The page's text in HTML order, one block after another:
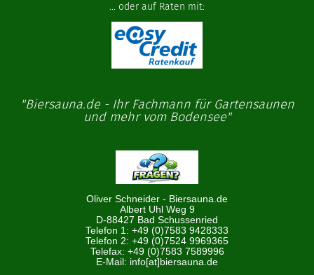
... oder auf Raten mit:
"Biersauna.de - Ihr Fachmann für Gartensaunen
und mehr vom Bodensee"
Oliver Schneider - Biersauna.de
Albert Uhl Weg 9
D-88427 Bad Schussenried
Telefon 1: +49 (0)7583 9428333
Telefon 2: +49 (0)7524 9969365
Telefax: +49 (0)7583 7589996
E-Mail: info[at]biersauna.de